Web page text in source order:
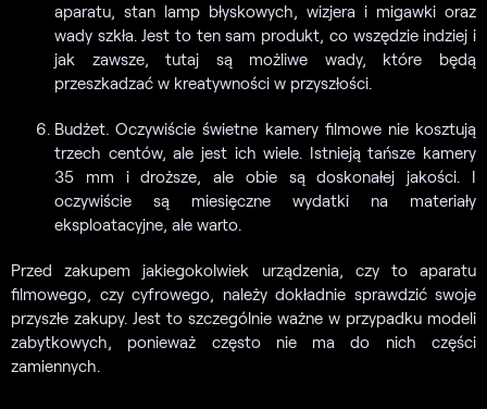
aparatu, stan lamp błyskowych, wizjera i migawki oraz
wady szkła. Jest to ten sam produkt, co wszędzie indziej i
jak zawsze, tutaj są możliwe wady, które będą
przeszkadzać w kreatywności w przyszłości.
Budżet. Oczywiście świetne kamery filmowe nie kosztują
trzech centów, ale jest ich wiele. Istnieją tańsze kamery
35 mm i droższe, ale obie są doskonałej jakości. I
oczywiście są miesięczne wydatki na materiały
eksploatacyjne, ale warto.
Przed zakupem jakiegokolwiek urządzenia, czy to aparatu
filmowego, czy cyfrowego, należy dokładnie sprawdzić swoje
przyszłe zakupy. Jest to szczególnie ważne w przypadku modeli
zabytkowych, ponieważ często nie ma do nich części
zamiennych.